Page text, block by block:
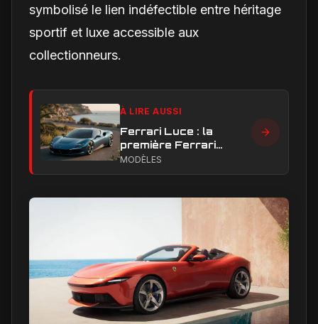
symbolisé le lien indéfectible entre héritage
sportif et luxe accessible aux
collectionneurs.
À LIRE AUSSI
Ferrari Luce : la
première Ferrari
électrique peut-elle
MODÈLES